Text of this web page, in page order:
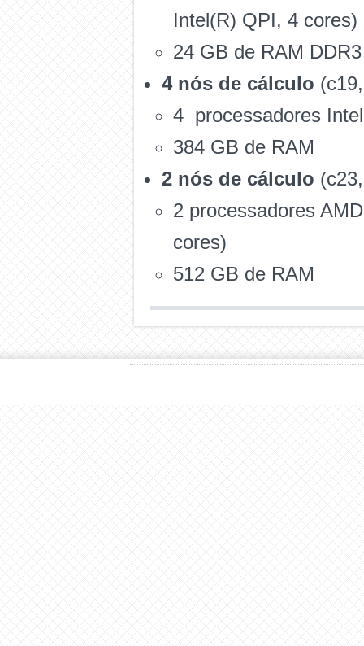
Intel(R) QPI, 4 cores)
24 GB de RAM
4 nós de cálculo
4 processadores
384 GB de RAM
2 nós de cálculo
2 processadores
cores)
512 GB de RAM